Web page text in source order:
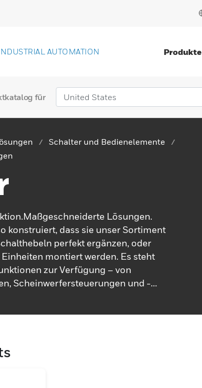
AUTOMATION Produkte
für
Schalter und Bedienelemente
Lösungen.
konstruiert, dass sie unser Sortiment
perfekt ergänzen, oder
montiert werden. Es steht
zur Verfügung – von
Scheinwerfersteuerungen und -